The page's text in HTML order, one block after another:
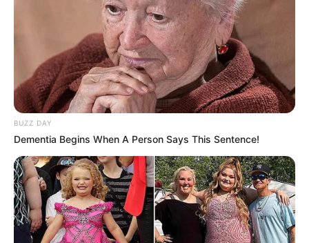
BUZZ DAY
Dementia Begins When A Person Says This Sentence!